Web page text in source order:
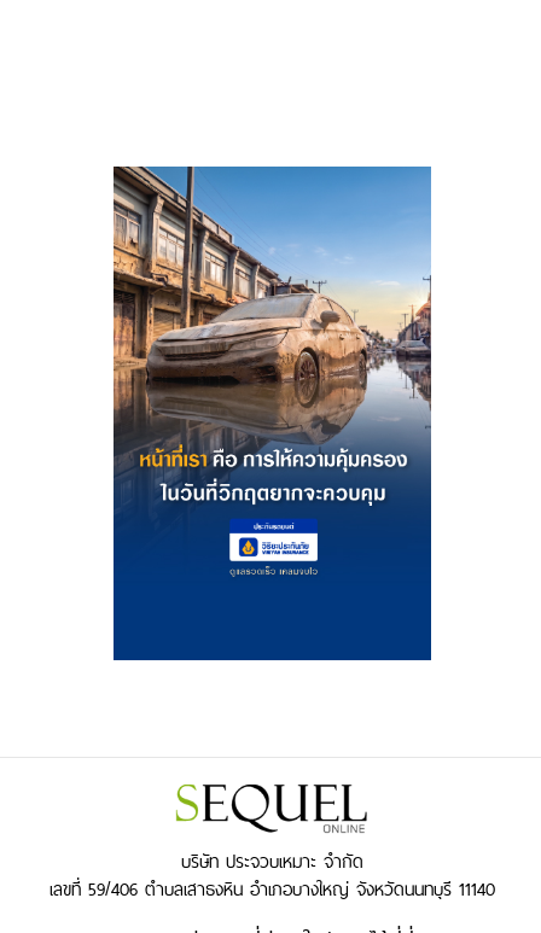
บริษัท ประจวบเหมาะ จำกัด
เลขที่ 59/406 ตำบลเสาธงหิน อำเภอบางใหญ่ จังหวัดนนทบุรี 11140